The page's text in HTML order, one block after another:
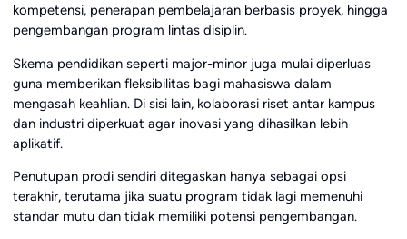
kompetensi, penerapan pembelajaran berbasis proyek, hingga
pengembangan program lintas disiplin.
Skema pendidikan seperti major-minor juga mulai diperluas
guna memberikan fleksibilitas bagi mahasiswa dalam
mengasah keahlian. Di sisi lain, kolaborasi riset antar kampus
dan industri diperkuat agar inovasi yang dihasilkan lebih
aplikatif.
Penutupan prodi sendiri ditegaskan hanya sebagai opsi
terakhir, terutama jika suatu program tidak lagi memenuhi
standar mutu dan tidak memiliki potensi pengembangan.